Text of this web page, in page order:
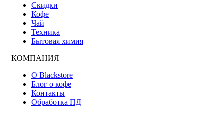
Скидки
Кофе
Чай
Техника
Бытовая химия
КОМПАНИЯ
О Blackstore
Блог о кофе
Контакты
Обработка ПД